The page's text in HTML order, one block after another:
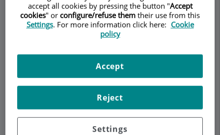
(06/10/2014)
Ojos con protección solar, La Vanguardia
(27/07/2014)
Ensayo de nueva terapia para la DMAE
húmeda, Diario Médico (20/02/2013)
Redistribuir las dosis reduce el riesgo de
rotura del epitelio en degeneración macular,
Diario Médico (10/07/2013)
Estamos experimentando un avance
espectacular en la lucha contra
determinadas cegueras
accept all cookies by pressing the button "Accept
cookies" or configure/refuse them their use from this
Settings. For more information click here: Cookie
policy
Settings
Reject
Accept